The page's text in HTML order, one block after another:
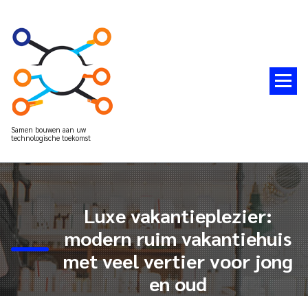
Samen bouwen aan uw
technologische toekomst
Luxe vakantieplezier:
modern ruim vakantiehuis
met veel vertier voor jong
en oud